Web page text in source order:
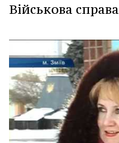
Військова справа